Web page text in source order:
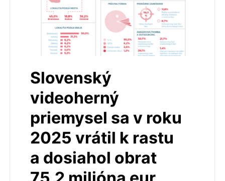
Slovenský
videoherný
priemysel sa v roku
2025 vrátil k rastu
a dosiahol obrat